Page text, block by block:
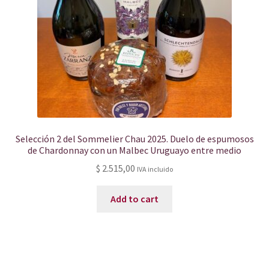
Selección 2 del Sommelier Chau 2025. Duelo de espumosos
de Chardonnay con un Malbec Uruguayo entre medio
$ 2.515,00 IVA incluido
Add to cart